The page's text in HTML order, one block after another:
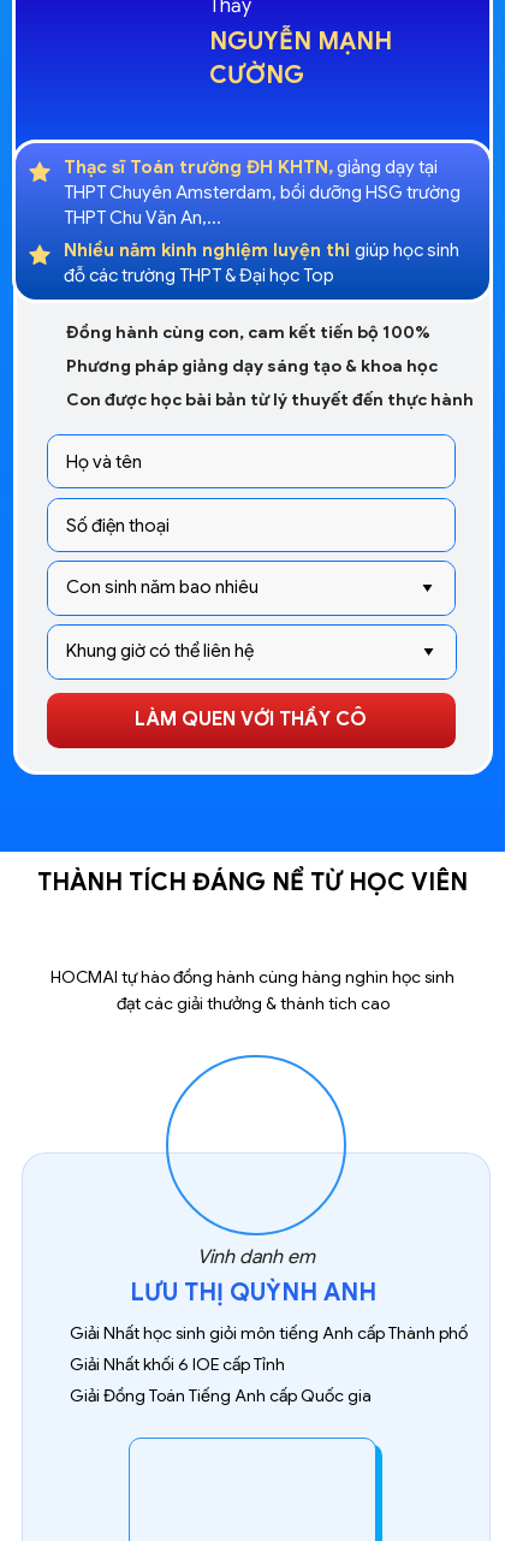
LÀM QUEN VỚI THẦY CÔ
Đồng hành cùng con, cam kết tiến bộ 100%
Phương pháp giảng dạy sáng tạo & khoa học
Con được học bài bản từ lý thuyết đến thực hành
Thầy
NGUYỄN MẠNH
CƯỜNG
Thạc sĩ Toán trường ĐH KHTN,giảng dạy tại
THPT Chuyên Amsterdam, bồi dưỡng HSG trường
THPT Chu Văn An,...
Nhiều năm kinh nghiệm luyện thi giúp học sinh
đỗ các trường THPT & Đại học Top
THÀNH TÍCH ĐÁNG NỂ TỪ HỌC VIÊN
HOCMAI tự hào đồng hành cùng hàng nghìn học sinh
đạt các giải thưởng & thành tích cao
LƯU THỊ QUỲNH ANH
Vinh danh em
Giải Nhất học sinh giỏi môn tiếng Anh cấp Thành phố
Giải Nhất khối 6 IOE cấp Tỉnh
Giải Đồng Toán Tiếng Anh cấp Quốc gia